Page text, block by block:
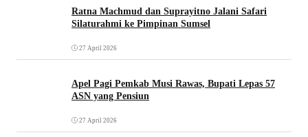
Ratna Machmud dan Suprayitno Jalani Safari
Silaturahmi ke Pimpinan Sumsel
27 April 2026
Apel Pagi Pemkab Musi Rawas, Bupati Lepas 57
ASN yang Pensiun
27 April 2026